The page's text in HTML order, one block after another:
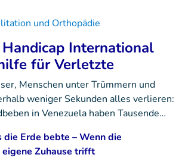
und Orthopädie
International
für Verletzte
Menschen unter Trümmern und
weniger Sekunden alles verlieren:
in Venezuela haben Tausende…